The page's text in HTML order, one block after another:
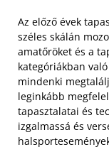
Az előző évek
széles skálán
amatőröket és a
kategóriákban
mindenki
leginkább
tapasztalatai és
izgalmassá és